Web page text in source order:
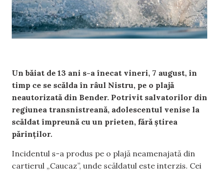
Un băiat de 13 ani s-a înecat vineri, 7 august, în
timp ce se scălda în râul Nistru, pe o plajă
neautorizată din Bender. Potrivit salvatorilor din
regiunea transnistreană, adolescentul venise la
scăldat împreună cu un prieten, fără știrea
părinților.
Incidentul s-a produs pe o plajă neamenajată din
cartierul „Caucaz”, unde scăldatul este interzis. Cei